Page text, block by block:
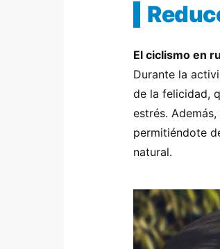
El ciclismo en
Durante la
de la felicidad,
estrés.
permitiéndote
natural.